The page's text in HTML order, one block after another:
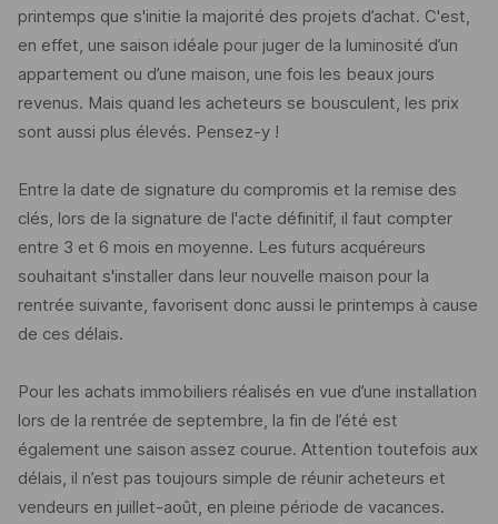
printemps que s'initie la majorité des projets d’achat. C'est,
en effet, une saison idéale pour juger de la luminosité d’un
appartement ou d’une maison, une fois les beaux jours
revenus. Mais quand les acheteurs se bousculent, les prix
sont aussi plus élevés. Pensez-y !
Entre la date de signature du compromis et la remise des
clés, lors de la signature de l'acte définitif, il faut compter
entre 3 et 6 mois en moyenne. Les futurs acquéreurs
souhaitant s'installer dans leur nouvelle maison pour la
rentrée suivante, favorisent donc aussi le printemps à cause
de ces délais.
Pour les achats immobiliers réalisés en vue d’une installation
lors de la rentrée de septembre, la fin de l’été est
également une saison assez courue. Attention toutefois aux
délais, il n’est pas toujours simple de réunir acheteurs et
vendeurs en juillet-août, en pleine période de vacances.